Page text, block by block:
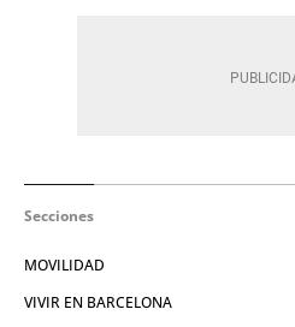
Secciones
MOVILIDAD
VIVIR EN BARCELONA